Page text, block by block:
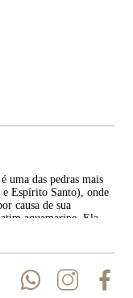
uma das pedras mais
e Espírito Santo), onde
causa de sua
aquamarine. Ela